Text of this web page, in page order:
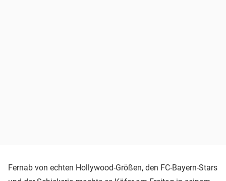
Fernab von echten Hollywood-Größen, den FC-Bayern-Stars